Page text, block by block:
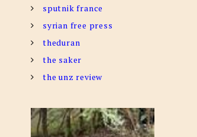
sputnik france
syrian free press
theduran
the saker
the unz review